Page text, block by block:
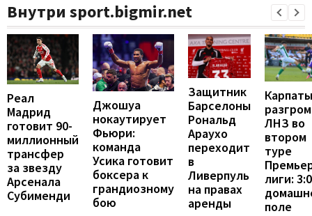
Внутри sport.bigmir.net
Реал
Мадрид
готовит 90-
миллионный
трансфер
за звезду
Арсенала
Субименди
Джошуа
нокаутирует
Фьюри:
команда
Усика готовит
боксера к
грандиозному
бою
Защитник
Барселоны
Рональд
Араухо
переходит
в
Ливерпуль
на правах
аренды
Карпаты
ЛНЗ во
втором
туре
лиги:
поле